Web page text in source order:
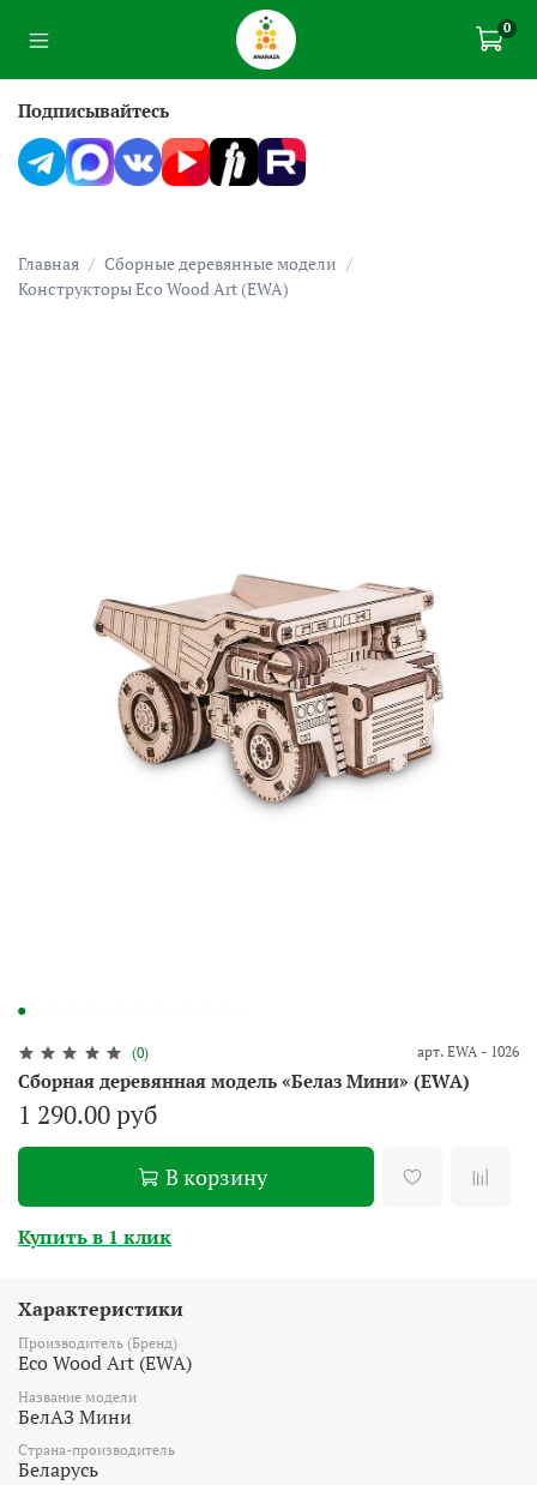
0
Главная
Сборные деревянные модели
Конструкторы Eco Wood Art (EWA)
(0) арт. EWA - 1026
Сборная деревянная модель «Белаз Мини» (EWA)
1 290.00 руб
В корзину
Купить в 1 клик
Характеристики
Производитель (Бренд)
Eco Wood Art (EWA)
Название модели
БелАЗ Мини
Страна-производитель
Беларусь
Подписывайтесь